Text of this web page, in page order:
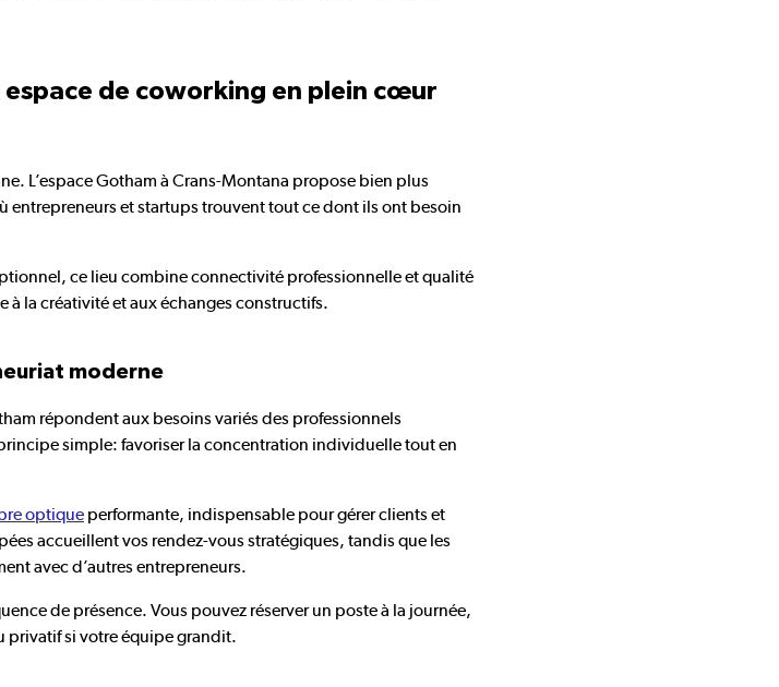
de coworking en plein cœur
L’espace Gotham à Crans-Montana propose bien plus
entrepreneurs et startups trouvent tout ce dont ils ont besoin
ce lieu combine connectivité professionnelle et qualité
la créativité et aux échanges constructifs.
moderne
répondent aux besoins variés des professionnels
simple: favoriser la concentration individuelle tout en
optique performante, indispensable pour gérer clients et
accueillent vos rendez-vous stratégiques, tandis que les
avec d’autres entrepreneurs.
de présence. Vous pouvez réserver un poste à la journée,
privatif si votre équipe grandit.